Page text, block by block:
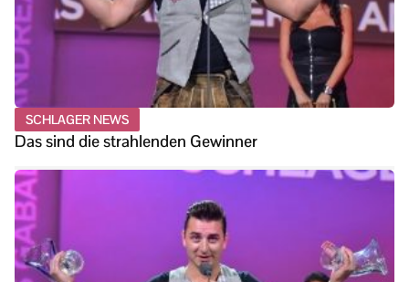
SCHLAGER NEWS
Das sind die strahlenden Gewinner